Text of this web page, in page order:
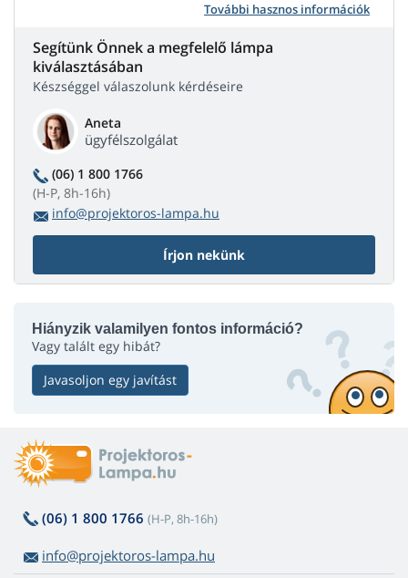
További hasznos információk
Segítünk Önnek a megfelelő lámpa
kiválasztásában
Készséggel válaszolunk kérdéseire
Aneta
ügyfélszolgálat
(06) 1 800 1766
(H-P, 8h-16h)
info@projektoros-lampa.hu
Írjon nekünk
Hiányzik valamilyen fontos információ?
Vagy talált egy hibát?
Javasoljon egy javítást
(06) 1 800 1766 (H-P, 8h-16h)
info@projektoros-lampa.hu